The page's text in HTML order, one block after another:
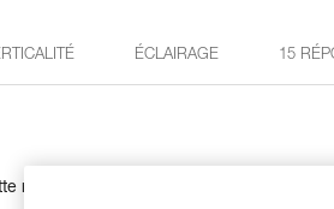
ÉCLAIRAGE 15
recherche